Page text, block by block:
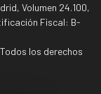
Volumen 24.100,
Fiscal: B-
los derechos